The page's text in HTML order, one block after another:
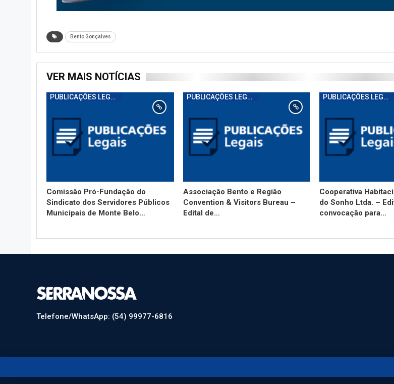
Bento Gonçalves
VER MAIS NOTÍCIAS
PUBLICAÇÕES LEGAIS
Comissão Pró-Fundação do
Sindicato dos Servidores Públicos
Municipais de Monte Belo…
PUBLICAÇÕES LEGAIS
Associação Bento e Região
Convention & Visitors Bureau –
Edital de…
PUBLICAÇÕES LEGAIS
Cooperativa
do Sonho Ltda. –
convocação para…
Telefone/WhatsApp: (54) 99977-6816